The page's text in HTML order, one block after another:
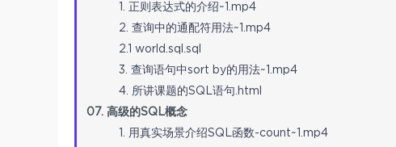
1. 正则表达式的介绍~1.mp4
2. 查询中的通配符用法~1.mp4
2.1 world.sql.sql
3. 查询语句中sort by的用法~1.mp4
4. 所讲课题的SQL语句.html
07. 高级的SQL概念
1. 用真实场景介绍SQL函数-count~1.mp4